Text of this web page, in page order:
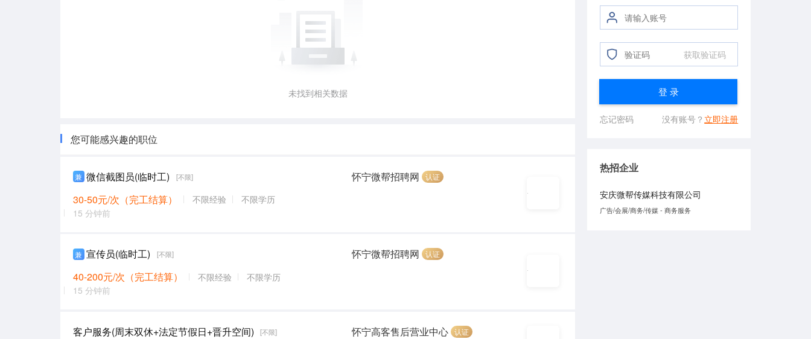
未找到相关数据
您可能感兴趣的职位
兼 微信截图员(临时工) [不限]
30-50元/次（完工结算） 不限经验
不限学历
15 分钟前
怀宁微帮招聘网 认证
兼 宣传员(临时工) [不限]
40-200元/次（完工结算） 不限经验
不限学历
15 分钟前
怀宁微帮招聘网 认证
客户服务(周末双休+法定节假日+晋升空间) [不限] 怀宁高客售后营业中心 认证
获取验证码
登 录
忘记密码 没有账号？ 立即注册
热招企业
安庆微帮传媒科技有限公司
广告/会展/商务/传媒 - 商务服务